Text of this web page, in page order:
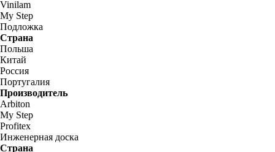
Vinilam
My Step
Подложка
Страна
Польша
Китай
Россия
Португалия
Производитель
Arbiton
My Step
Profitex
Инженерная доска
Страна